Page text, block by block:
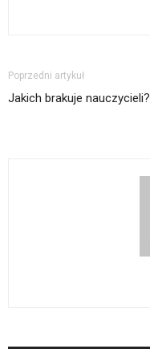
Poprzedni artykuł
Jakich brakuje nauczycieli?